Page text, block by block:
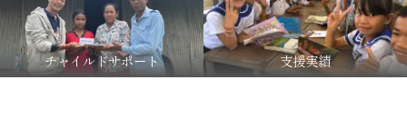
チャイルドサポート 支援実績